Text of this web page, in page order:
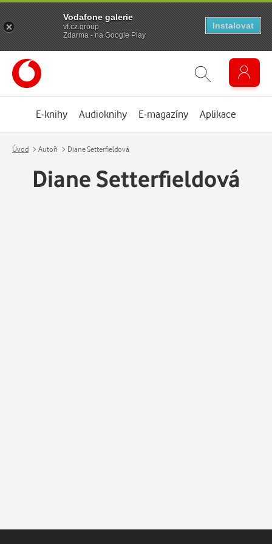
E-knihy Audioknihy E-magazíny Aplikace
Úvod Autoři Diane Setterfieldová
Diane Setterfieldová
Vodafone galerie
vf.cz.group
Zdarma - na Google Play
Instalovat